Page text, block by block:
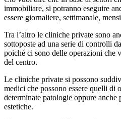
immobiliare, si potranno eseguire
essere giornaliere, settimanale,
Tra l’altro le cliniche private sono
sottoposte ad una serie di controlli
poiché ci sono delle operazioni che
del centro.
Le cliniche private si possono
medici che possono essere quelli di
determinate patologie oppure
estetiche.